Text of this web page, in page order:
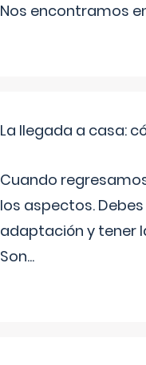
Nos encontramos
La llegada a casa:
Cuando
los aspectos.
adaptación y tener
Son...